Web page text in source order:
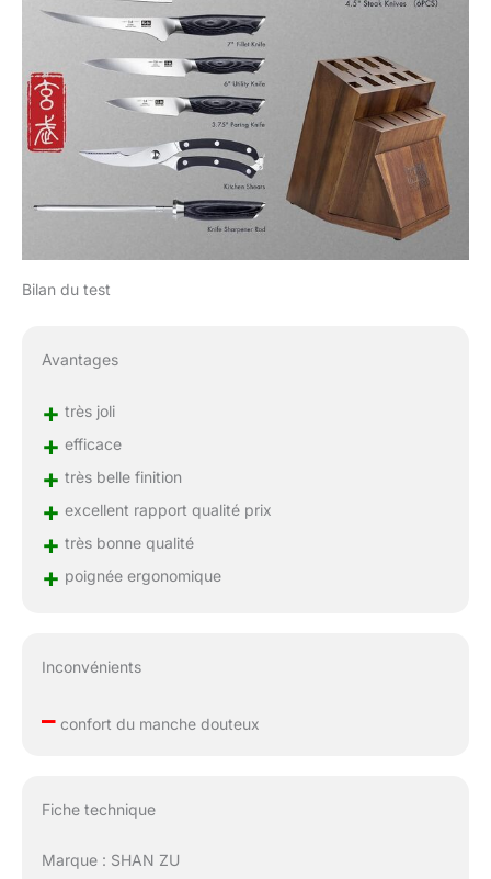
Bilan du test
Avantages
+ très joli
+ efficace
+ très belle finition
+ excellent rapport qualité prix
+ très bonne qualité
+ poignée ergonomique
Inconvénients
–confort du manche douteux
Fiche technique
Marque : SHAN ZU